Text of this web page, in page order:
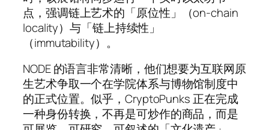
点，强调链上艺术的「原位性」（on-chain
locality）与「链上持续性」
（immutability）。
NODE 的语言非常清晰，他们想要为互联网原
生艺术争取一个在学院体系与博物馆制度中
的正式位置。似乎，CryptoPunks 正在完成
一种身份转换，不再是可炒作的商品，而是